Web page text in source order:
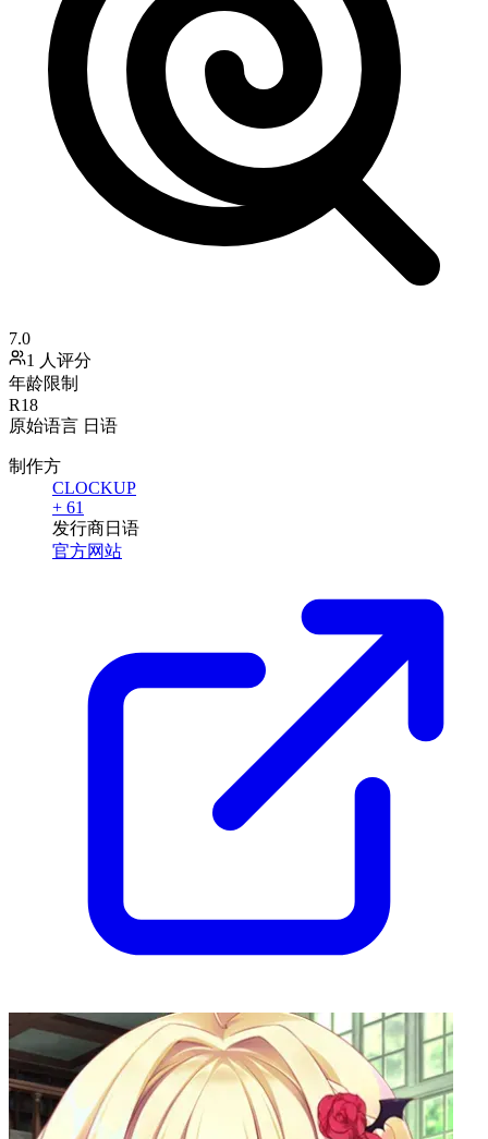
7.0
1 人评分
年龄限制
R18
原始语言 日语
制作方
CLOCKUP
+ 61
发行商日语
官方网站